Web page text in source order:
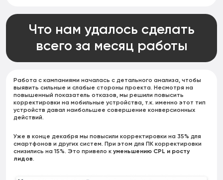
Что нам удалось сделать
всего за месяц работы
Работа с кампаниями началась с детального анализа, чтобы
выявить сильные и слабые стороны проекта. Несмотря на
повышенный показатель отказов, мы решили повысить
корректировки на мобильные устройства, т.к. именно этот тип
устройств давал наибольшее совершение конверсионных
действий.
Уже в конце декабря мы повысили корректировки на 35% для
смартфонов и других систем. При этом для ПК корректировки
снизились на 15%. Это привело куменьшению CPL и росту
лидов.